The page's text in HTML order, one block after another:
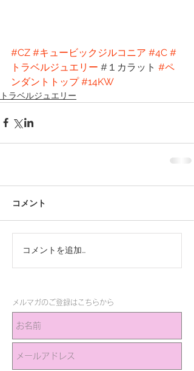
#CZ #キュービックジルコニア #4C #
トラベルジュエリー #１カラット #ペ
ンダントトップ #14KW
トラベルジュエリー
コメント
コメントを追加…
メルマガのご登録はこちらから